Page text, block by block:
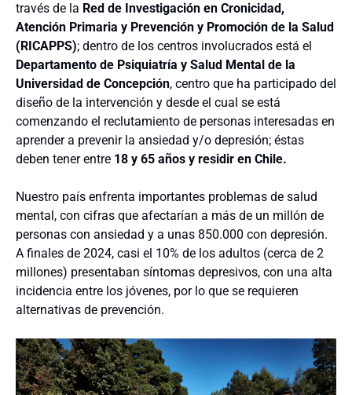
través de la Red de Investigación en Cronicidad,
Atención Primaria y Prevención y Promoción de la Salud
(RICAPPS); dentro de los centros involucrados está el
Departamento de Psiquiatría y Salud Mental de la
Universidad de Concepción, centro que ha participado del
diseño de la intervención y desde el cual se está
comenzando el reclutamiento de personas interesadas en
aprender a prevenir la ansiedad y/o depresión; éstas
deben tener entre 18 y 65 años y residir en Chile.
Nuestro país enfrenta importantes problemas de salud
mental, con cifras que afectarían a más de un millón de
personas con ansiedad y a unas 850.000 con depresión.
A finales de 2024, casi el 10% de los adultos (cerca de 2
millones) presentaban síntomas depresivos, con una alta
incidencia entre los jóvenes, por lo que se requieren
alternativas de prevención.